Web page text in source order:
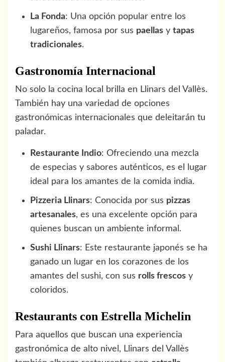
La Fonda: Una opción popular entre los
lugareños, famosa por sus paellas y tapas
tradicionales.
Gastronomía Internacional
No solo la cocina local brilla en Llinars del Vallès.
También hay una variedad de opciones
gastronómicas internacionales que deleitarán tu
paladar.
Restaurante Indio: Ofreciendo una mezcla
de especias y sabores auténticos, es el lugar
ideal para los amantes de la comida india.
Pizzeria Llinars: Conocida por sus pizzas
artesanales, es una excelente opción para
quienes buscan un ambiente informal.
Sushi Llinars: Este restaurante japonés se ha
ganado un lugar en los corazones de los
amantes del sushi, con sus rolls frescos y
coloridos.
Restaurants con Estrella Michelin
Para aquellos que buscan una experiencia
gastronómica de alto nivel, Llinars del Vallès